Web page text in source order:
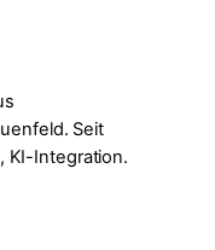
Seit
KI-Integration.